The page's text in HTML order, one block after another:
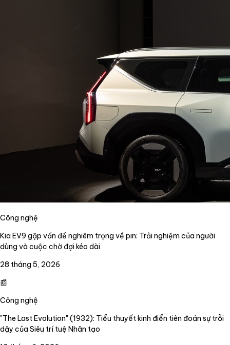
Công nghệ
Kia EV9 gặp vấn đề nghiêm trọng về pin: Trải nghiệm của người
dùng và cuộc chờ đợi kéo dài
28 tháng 5, 2026
📰
Công nghệ
"The Last Evolution" (1932): Tiểu thuyết kinh điển tiên đoán sự trỗi
dậy của Siêu trí tuệ Nhân tạo